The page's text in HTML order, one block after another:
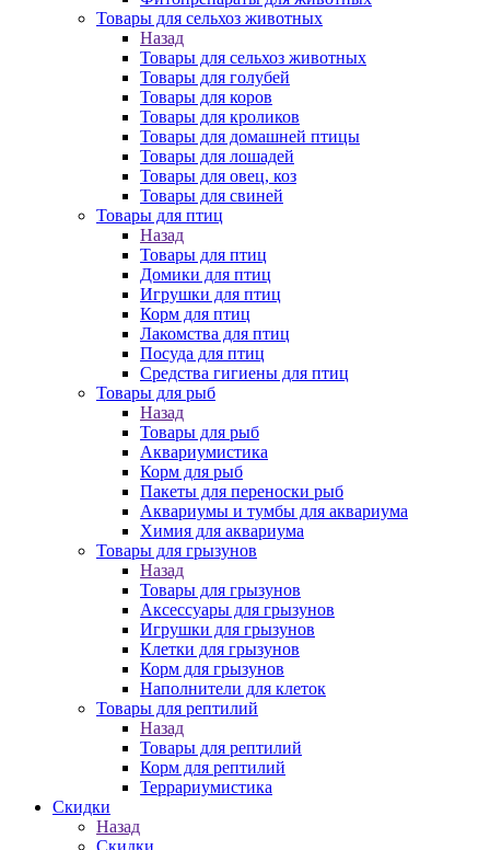
Товары для сельхоз животных
Назад
Товары для сельхоз животных
Товары для голубей
Товары для коров
Товары для кроликов
Товары для домашней птицы
Товары для лошадей
Товары для овец, коз
Товары для свиней
Товары для птиц
Назад
Товары для птиц
Домики для птиц
Игрушки для птиц
Корм для птиц
Лакомства для птиц
Посуда для птиц
Средства гигиены для птиц
Товары для рыб
Назад
Товары для рыб
Аквариумистика
Корм для рыб
Пакеты для переноски рыб
Аквариумы и тумбы для аквариума
Химия для аквариума
Товары для грызунов
Назад
Товары для грызунов
Аксессуары для грызунов
Игрушки для грызунов
Клетки для грызунов
Корм для грызунов
Наполнители для клеток
Товары для рептилий
Назад
Товары для рептилий
Корм для рептилий
Террариумистика
Скидки
Назад
Скидки